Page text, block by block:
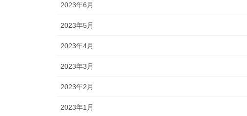
2023年6月
2023年5月
2023年4月
2023年3月
2023年2月
2023年1月